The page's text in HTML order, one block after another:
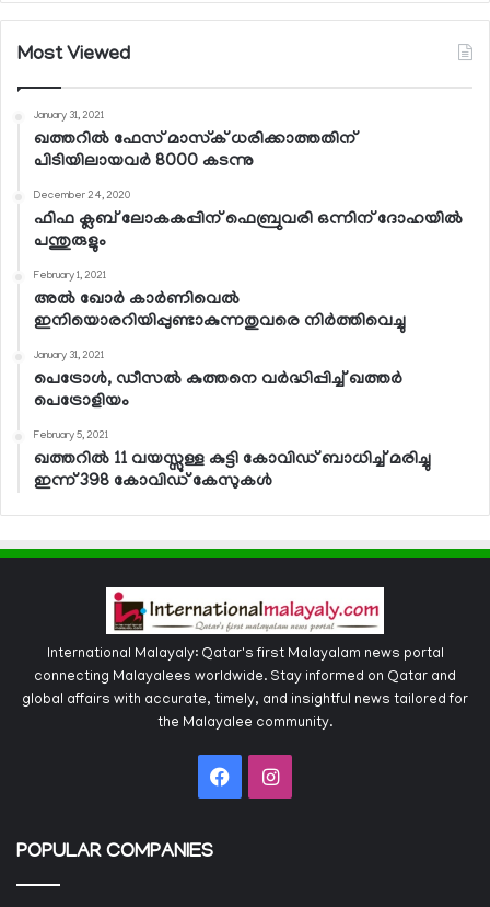
Most Viewed
January 31, 2021
ഖത്തറില്‍ ഫേസ് മാസ്‌ക് ധരിക്കാത്തതിന്
പിടിയിലായവര്‍ 8000 കടന്നു
December 24, 2020
ഫിഫ ക്ലബ് ലോകകപ്പിന് ഫെബ്രുവരി ഒന്നിന് ദോഹയില്‍
പന്തുരുളും
February 1, 2021
അല്‍ ഖോര്‍ കാര്‍ണിവെല്‍
ഇനിയൊരറിയിപ്പുണ്ടാകുന്നതുവരെ നിര്‍ത്തിവെച്ചു
January 31, 2021
പെട്രോള്‍, ഡീസല്‍ കുത്തനെ വര്‍ദ്ധിപ്പിച്ച് ഖത്തര്‍
പെട്രോളിയം
February 5, 2021
ഖത്തറില്‍ 11 വയസ്സുള്ള കുട്ടി കോവിഡ് ബാധിച്ച് മരിച്ചു
ഇന്ന് 398 കോവിഡ് കേസുകള്‍
International Malayaly: Qatar's first Malayalam news portal
connecting Malayalees worldwide. Stay informed on Qatar and
global affairs with accurate, timely, and insightful news tailored for
the Malayalee community.
FacebookInstagram
POPULAR COMPANIES